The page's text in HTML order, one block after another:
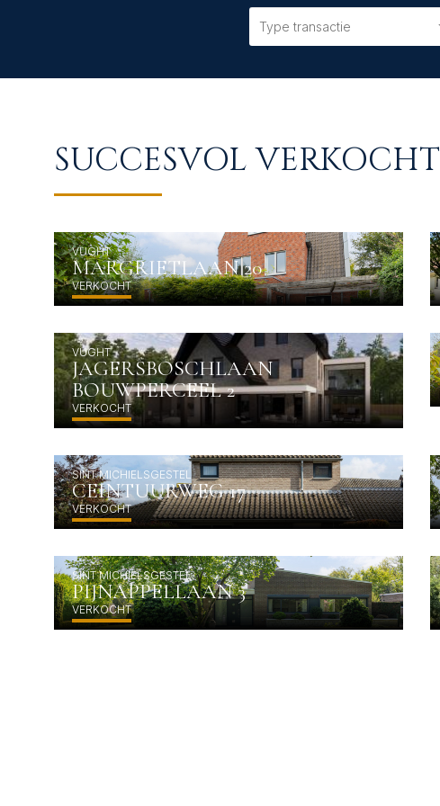
SUCCESVOL VERKOCHT
WIE ZIJN WIJ?
CONTACT
SUCCESVOL VERKOCHT
VUGHT
MARGRIETLAAN 20
VERKOCHT
VUGHT
JAGERSBOSCHLAAN
BOUWPERCEEL 2
VERKOCHT
SINT MICHIELSGESTEL
CEINTUURWEG 17
VERKOCHT
SINT MICHIELSGESTEL
PIJNAPPELLAAN 3
VERKOCHT